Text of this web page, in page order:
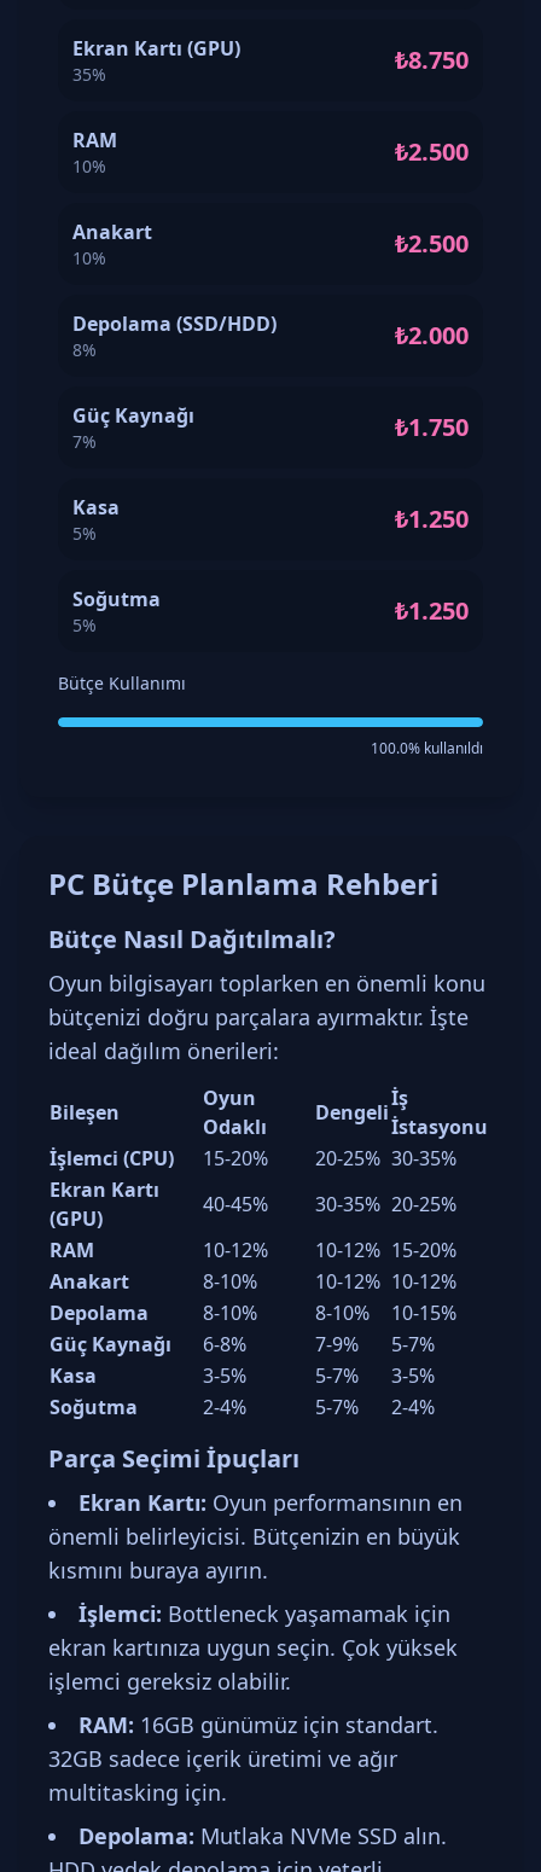
Ekran Kartı (GPU)
35% ₺8.750
RAM
10% ₺2.500
Anakart
10% ₺2.500
Depolama (SSD/HDD)
8% ₺2.000
Güç Kaynağı
7% ₺1.750
Kasa
5% ₺1.250
Soğutma
5% ₺1.250
Bütçe Kullanımı
100.0% kullanıldı
PC Bütçe Planlama Rehberi
Bütçe Nasıl Dağıtılmalı?
Oyun bilgisayarı toplarken en önemli konu
bütçenizi doğru parçalara ayırmaktır. İşte
ideal dağılım önerileri:
Bileşen
Oyun
Odaklı
Dengeli
İş
İstasyonu
İşlemci (CPU)
15-20% 20-25% 30-35%
Ekran Kartı
(GPU)
40-45% 30-35% 20-25%
RAM
10-12% 10-12% 15-20%
Anakart
8-10% 10-12% 10-12%
Depolama
8-10% 8-10%
10-15%
Güç Kaynağı
6-8% 7-9%
5-7%
Kasa
3-5% 5-7%
3-5%
Soğutma
2-4% 5-7% 2-4%
Parça Seçimi İpuçları
Ekran Kartı: Oyun performansının en
önemli belirleyicisi. Bütçenizin en büyük
kısmını buraya ayırın.
İşlemci: Bottleneck yaşamamak için
ekran kartınıza uygun seçin. Çok yüksek
işlemci gereksiz olabilir.
RAM: 16GB günümüz için standart.
32GB sadece içerik üretimi ve ağır
multitasking için.
Depolama: Mutlaka NVMe SSD alın.